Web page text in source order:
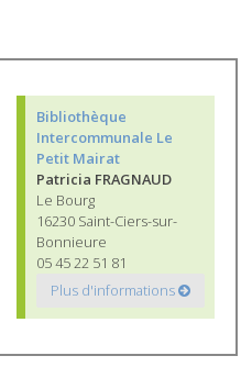
Bibliothèque
Intercommunale Le
Petit Mairat
Patricia FRAGNAUD
Le Bourg
16230 Saint-Ciers-sur-
Bonnieure
05 45 22 51 81
Plus d'informations